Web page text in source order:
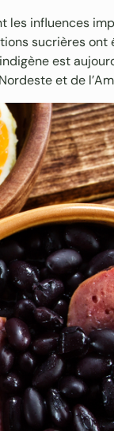
les influences
sucrières
est
et de